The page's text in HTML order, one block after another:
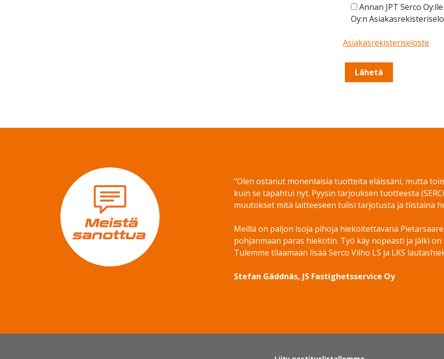
Annan JPT Serco
Oy:n
Asiakasrekisteriseloste
”Olen ostanut monenlaisia tuotteita eläissäni, mutta
kuin se tapahtui nyt. Pyysin tarjouksen tuotteesta
muutokset mitä laitteeseen tulisi tarjotusta ja tiistaina
Meillä on paljon isoja pihoja hiekoitettavana
pohjanmaan paras hiekotin. Työ käy nopeasti ja jälki on
Tulemme tilaamaan lisää Serco Vilho LS ja LKS
Stefan Gäddnäs, JS Fastighetsservice Oy